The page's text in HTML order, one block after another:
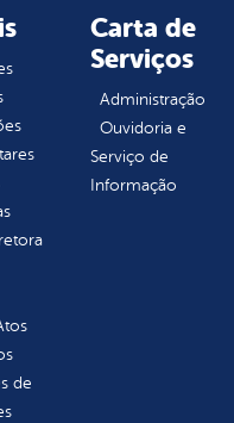
de
Carta de
Serviços
Administração
Ouvidoria e
Serviço de
Informação